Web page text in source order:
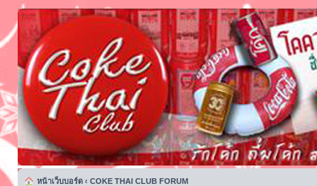
หน้าเว็บบอร์ด ‹ COKE THAI CLUB FORUM